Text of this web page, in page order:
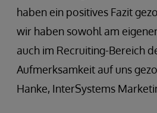
haben ein positives Fazit
wir haben sowohl am
auch im Recruiting-Bereich
Aufmerksamkeit auf uns
Hanke, InterSystems